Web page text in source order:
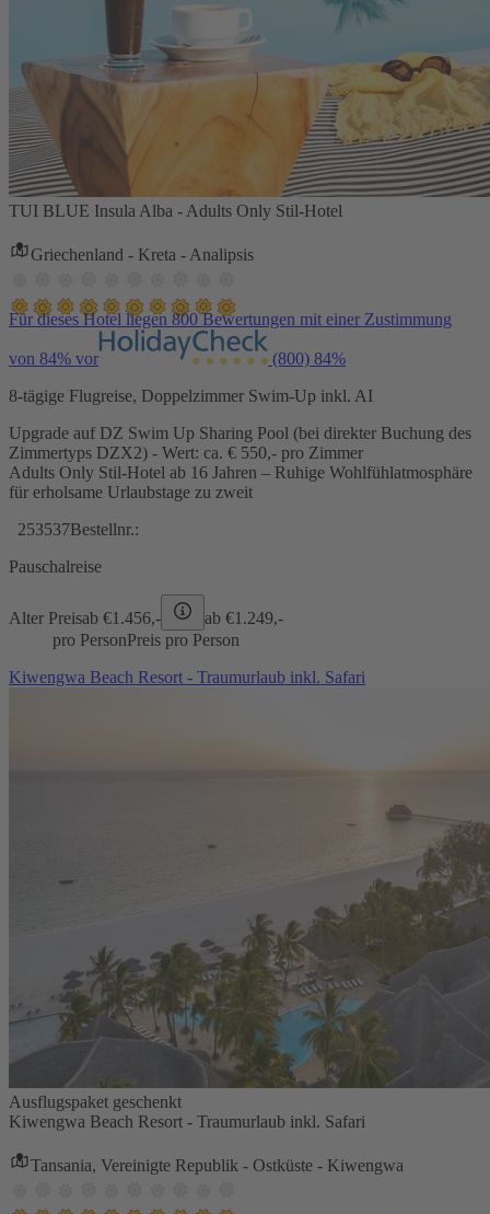
TUI BLUE Insula Alba - Adults Only Stil-Hotel
Griechenland - Kreta - Analipsis
Für dieses Hotel liegen 800 Bewertungen mit einer Zustimmung
von 84% vor (800) 84%
8-tägige Flugreise, Doppelzimmer Swim-Up inkl. AI
Upgrade auf DZ Swim Up Sharing Pool (bei direkter Buchung des
Zimmertyps DZX2) - Wert: ca. € 550,- pro Zimmer
Adults Only Stil-Hotel ab 16 Jahren – Ruhige Wohlfühlatmosphäre
für erholsame Urlaubstage zu zweit
253537Bestellnr.:
Pauschalreise
Alter Preisab €1.456,- ab €1.249,-
pro PersonPreis pro Person
Kiwengwa Beach Resort - Traumurlaub inkl. Safari
Ausflugspaket geschenkt
Kiwengwa Beach Resort - Traumurlaub inkl. Safari
Tansania, Vereinigte Republik - Ostküste - Kiwengwa